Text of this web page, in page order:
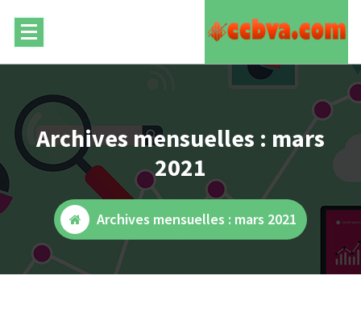
content
Archives mensuelles : mars
2021
Archives mensuelles : mars 2021